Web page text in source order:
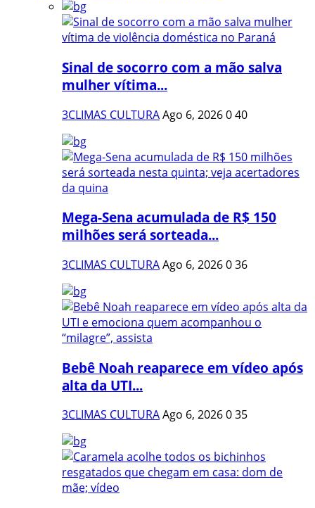
Sinal de socorro com a mão salva
mulher vítima...
3CLIMAS CULTURAAgo 6, 2026040
Mega-Sena acumulada de R$ 150
milhões será sorteada...
3CLIMAS CULTURAAgo 6, 2026036
Bebê Noah reaparece em vídeo após
alta da UTI...
3CLIMAS CULTURAAgo 6, 2026035